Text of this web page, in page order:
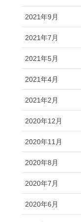
2021年9月
2021年7月
2021年5月
2021年4月
2021年2月
2020年12月
2020年11月
2020年8月
2020年7月
2020年6月